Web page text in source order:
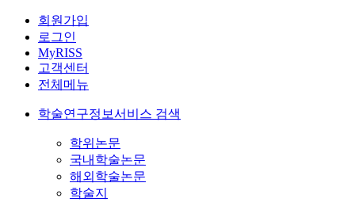
회원가입
로그인
MyRISS
고객센터
전체메뉴
학술연구정보서비스 검색
학위논문
국내학술논문
해외학술논문
학술지